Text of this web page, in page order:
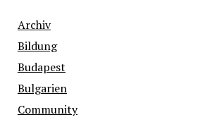
Archiv
Bildung
Budapest
Bulgarien
Community